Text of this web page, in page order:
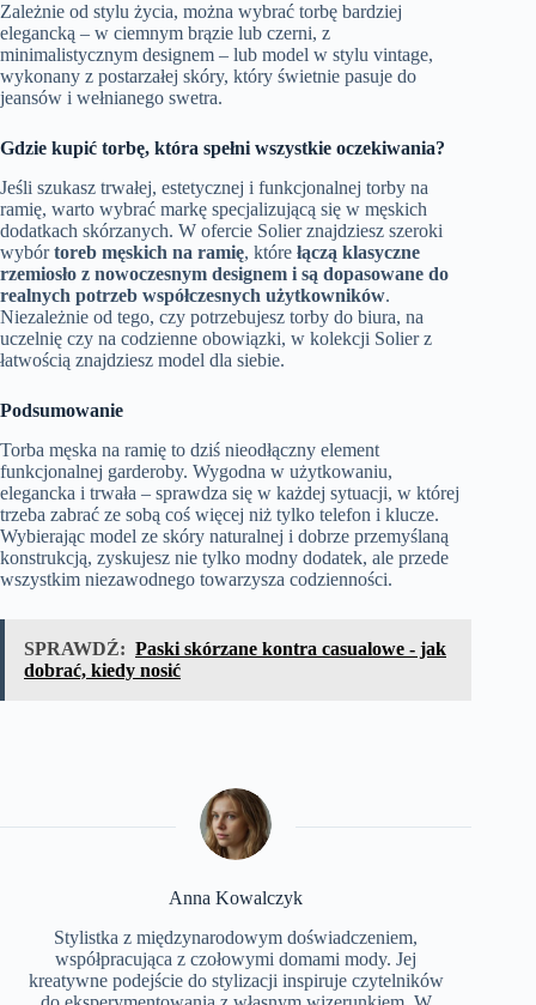
Zależnie od stylu życia, można wybrać torbę bardziej
elegancką – w ciemnym brązie lub czerni, z
minimalistycznym designem – lub model w stylu vintage,
wykonany z postarzałej skóry, który świetnie pasuje do
jeansów i wełnianego swetra.
Gdzie kupić torbę, która spełni wszystkie oczekiwania?
Jeśli szukasz trwałej, estetycznej i funkcjonalnej torby na
ramię, warto wybrać markę specjalizującą się w męskich
dodatkach skórzanych. W ofercie Solier znajdziesz szeroki
wybór toreb męskich na ramię, które łączą klasyczne
rzemiosło z nowoczesnym designem i są dopasowane do
realnych potrzeb współczesnych użytkowników.
Niezależnie od tego, czy potrzebujesz torby do biura, na
uczelnię czy na codzienne obowiązki, w kolekcji Solier z
łatwością znajdziesz model dla siebie.
Podsumowanie
Torba męska na ramię to dziś nieodłączny element
funkcjonalnej garderoby. Wygodna w użytkowaniu,
elegancka i trwała – sprawdza się w każdej sytuacji, w której
trzeba zabrać ze sobą coś więcej niż tylko telefon i klucze.
Wybierając model ze skóry naturalnej i dobrze przemyślaną
konstrukcją, zyskujesz nie tylko modny dodatek, ale przede
wszystkim niezawodnego towarzysza codzienności.
SPRAWDŹ: Paski skórzane kontra casualowe - jak
dobrać, kiedy nosić
Anna Kowalczyk
Stylistka z międzynarodowym doświadczeniem,
współpracująca z czołowymi domami mody. Jej
kreatywne podejście do stylizacji inspiruje czytelników